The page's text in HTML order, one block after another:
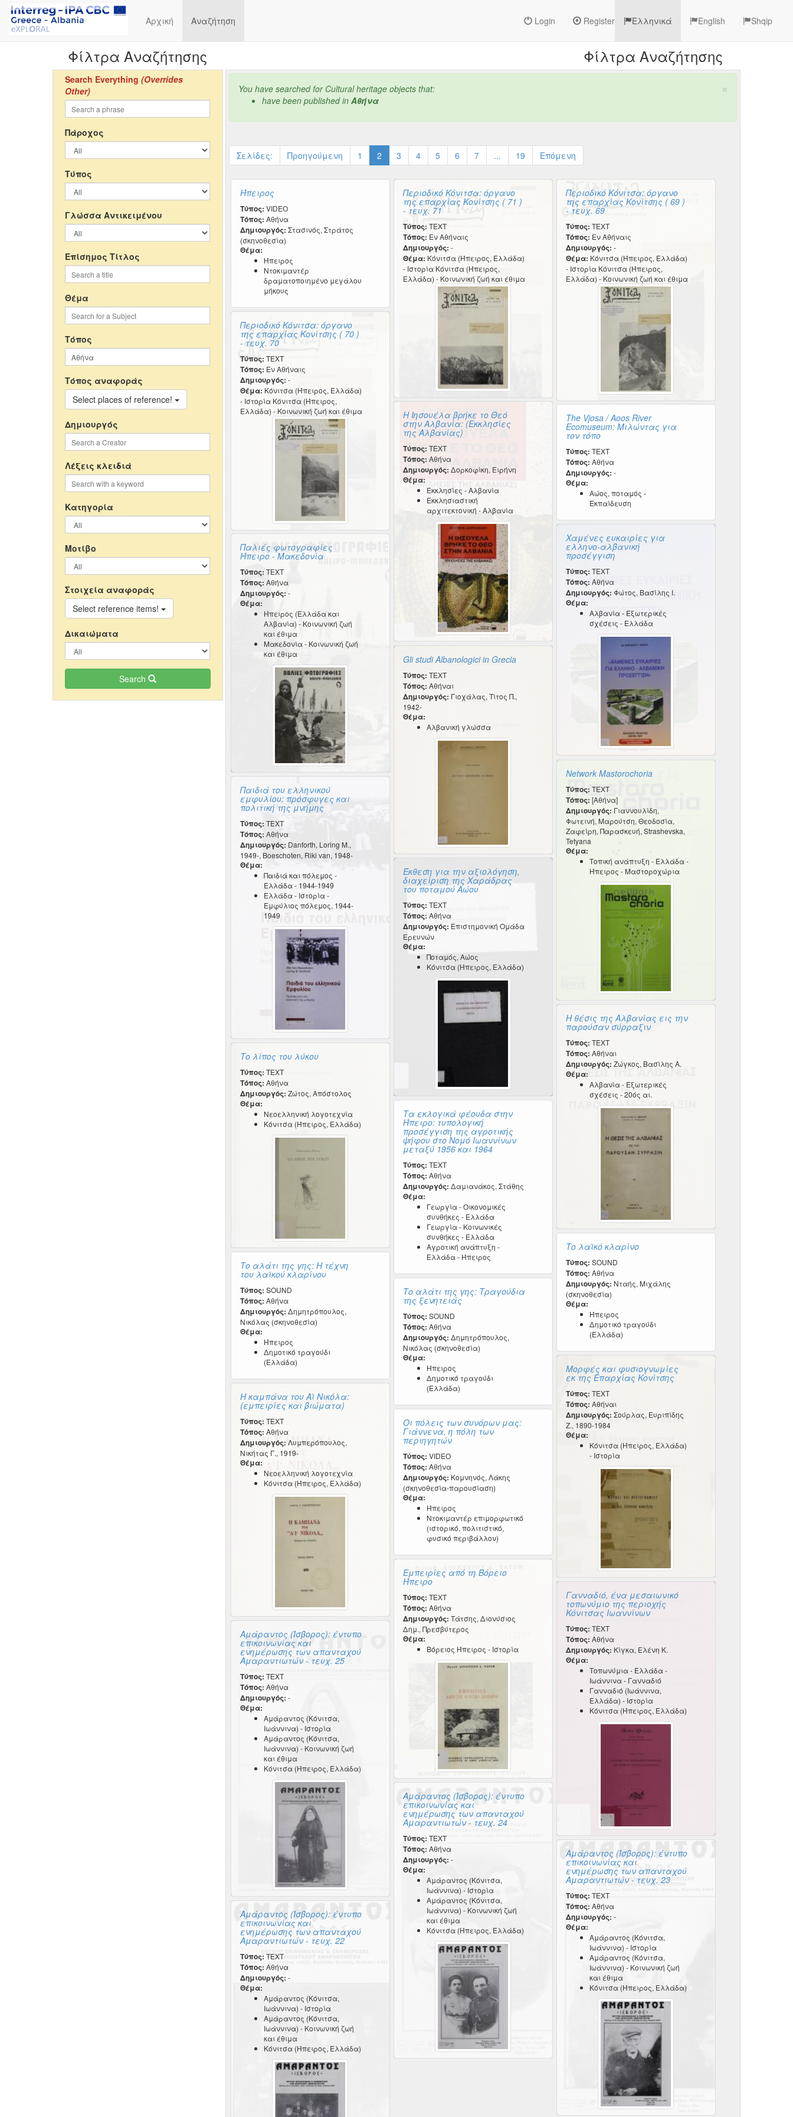
Αρχική Αναζήτηση Ελληνικά English Shqip
Login Register
Φίλτρα Αναζήτησης
Search Everything (Overrides
Other)
Πάροχος
Τύπος
Γλώσσα Αντικειμένου
Επίσημος Τίτλος
Θέμα
Τόπος
Τόπος αναφοράς
Select places of reference!
Δημιουργός
Λέξεις κλειδιά
Κατηγορία
Μοτίβο
Στοιχεία αναφοράς
Select reference items!
Δικαιώματα
Search
Φίλτρα Αναζήτησης
×
You have searched for Cultural heritage objects that:
have been published in Αθήνα
Σελίδες: Προηγούμενη 1 2 3 4 5 6 7 ... 19 Επόμενη
Ήπειρος
Τύπος: VIDEO
Τόπος: Αθήνα
Δημιουργός: Στασινός, Στράτος
(σκηνοθεσία)
Θέμα:
Ήπειρος
Ντοκιμαντέρ
δραματοποιημένο μεγάλου
μήκους
Περιοδικό Κόνιτσα: όργανο
της επαρχίας Κονίτσης ( 71 )
- τευχ. 71
Τύπος: TEXT
Τόπος: Εν Αθήναις
Δημιουργός: -
Θέμα: Κόνιτσα (Ήπειρος, Ελλάδα)
- Ιστορία Κόνιτσα (Ήπειρος,
Ελλάδα) - Κοινωνική ζωή και έθιμα
Περιοδικό Κόνιτσα: όργανο
της επαρχίας Κονίτσης ( 69 )
- τευχ. 69
Τύπος: TEXT
Τόπος: Εν Αθήναις
Δημιουργός: -
Θέμα: Κόνιτσα (Ήπειρος, Ελλάδα)
- Ιστορία Κόνιτσα (Ήπειρος,
Ελλάδα) - Κοινωνική ζωή και έθιμα
Περιοδικό Κόνιτσα: όργανο
της επαρχίας Κονίτσης ( 70 )
- τευχ. 70
Τύπος: TEXT
Τόπος: Εν Αθήναις
Δημιουργός: -
Θέμα: Κόνιτσα (Ήπειρος, Ελλάδα)
- Ιστορία Κόνιτσα (Ήπειρος,
Ελλάδα) - Κοινωνική ζωή και έθιμα
Η Ιησουέλα βρήκε το Θεό
στην Αλβανία: (Εκκλησίες
της Αλβανίας)
Τύπος: TEXT
Τόπος: Αθήνα
Δημιουργός: Δορκοφίκη, Ειρήνη
Θέμα:
Εκκλησίες - Αλβανία
Εκκλησιαστική
αρχιτεκτονική - Αλβανία
The Vjosa / Aoos River
Ecomuseum: Μιλώντας για
τον τόπο
Τύπος: TEXT
Τόπος: Αθήνα
Δημιουργός: -
Θέμα:
Αώος, ποταμός -
Εκπαίδευση
Χαμένες ευκαιρίες για
ελληνο-αλβανική
προσέγγιση
Τύπος: TEXT
Τόπος: Αθήνα
Δημιουργός: Φώτος, Βασίλης Ι.
Θέμα:
Αλβανία - Εξωτερικές
σχέσεις - Ελλάδα
Παλιές φωτογραφίες
Ήπειρο - Μακεδονία
Τύπος: TEXT
Τόπος: Αθήνα
Δημιουργός: -
Θέμα:
Ήπειρος (Ελλάδα και
Αλβανία) - Κοινωνική ζωή
και έθιμα
Μακεδονία - Κοινωνική ζωή
και έθιμα
Gli studi Albanologici in Grecia
Τύπος: TEXT
Τόπος: Αθήναι
Δημιουργός: Γιοχάλας, Τίτος Π.,
1942-
Θέμα:
Αλβανική γλώσσα
Network Mastorochoria
Τύπος: TEXT
Τόπος: [Αθήνα]
Δημιουργός: Γιαννουλίδη,
Φωτεινή, Μαρούτση, Θεοδοσία,
Ζαφείρη, Παρασκευή, Strashevska,
Tetyana
Θέμα:
Τοπική ανάπτυξη - Ελλάδα -
Ήπειρος - Μαστοροχώρια
Παιδιά του ελληνικού
εμφυλίου: πρόσφυγες και
πολιτική της μνήμης
Τύπος: TEXT
Τόπος: Αθήνα
Δημιουργός: Danforth, Loring M.,
1949-, Boeschoten, Riki van, 1948-
Θέμα:
Παιδιά και πόλεμος -
Ελλάδα - 1944-1949
Ελλάδα - Ιστορία -
Εμφύλιος πόλεμος, 1944-
1949
Έκθεση για την αξιολόγηση,
διαχείριση της Χαράδρας
του ποταμού Αώου
Τύπος: TEXT
Τόπος: Αθήνα
Δημιουργός: Επιστημονική Ομάδα
Ερευνών
Θέμα:
Ποταμός, Αώος
Κόνιτσα (Ήπειρος, Ελλάδα)
Η θέσις της Αλβανίας εις την
παρούσαν σύρραξιν
Τύπος: TEXT
Τόπος: Αθήναι
Δημιουργός: Ζώγκος, Βασίλης Α.
Θέμα:
Αλβανία - Εξωτερικές
σχέσεις - 20ός αι.
Το λίπος του λύκου
Τύπος: TEXT
Τόπος: Αθήνα
Δημιουργός: Ζώτος, Απόστολος
Θέμα:
Νεοελληνική λογοτεχνία
Κόνιτσα (Ήπειρος, Ελλάδα)
Τα εκλογικά φέουδα στην
Ήπειρο: τυπολογική
προσέγγιση της αγροτικής
ψήφου στο Νομό Ιωαννίνων
μεταξύ 1956 και 1964
Τύπος: TEXT
Τόπος: Αθήνα
Δημιουργός: Δαμιανάκος, Στάθης
Θέμα:
Γεωργία - Οικονομικές
συνθήκες - Ελλάδα
Γεωργία - Κοινωνικές
συνθήκες - Ελλάδα
Αγροτική ανάπτυξη -
Ελλάδα - Ήπειρος
Το λαϊκό κλαρίνο
Τύπος: SOUND
Τόπος: Αθήνα
Δημιουργός: Νταής, Μιχάλης
(σκηνοθεσία)
Θέμα:
Ήπειρος
Δημοτικό τραγούδι
(Ελλάδα)
Το αλάτι της γης: Η τέχνη
του λαϊκού κλαρίνου
Τύπος: SOUND
Τόπος: Αθήνα
Δημιουργός: Δημητρόπουλος,
Νικόλας (σκηνοθεσία)
Θέμα:
Ήπειρος
Δημοτικό τραγούδι
(Ελλάδα)
Το αλάτι της γης: Τραγούδια
της ξενητειάς
Τύπος: SOUND
Τόπος: Αθήνα
Δημιουργός: Δημητρόπουλος,
Νικόλας (σκηνοθεσία)
Θέμα:
Ήπειρος
Δημοτικό τραγούδι
(Ελλάδα)
Μορφές και φυσιογνωμίες
εκ της Επαρχίας Κονίτσης
Τύπος: TEXT
Τόπος: Αθήναι
Δημιουργός: Σούρλας, Ευριπίδης
Ζ., 1890-1984
Θέμα:
Κόνιτσα (Ήπειρος, Ελλάδα)
- Ιστορία
Η καμπάνα του Αϊ Νικόλα:
(εμπειρίες και βιώματα)
Τύπος: TEXT
Τόπος: Αθήνα
Δημιουργός: Λυμπερόπουλος,
Νικήτας Γ., 1919-
Θέμα:
Νεοελληνική λογοτεχνία
Κόνιτσα (Ήπειρος, Ελλάδα)
Οι πόλεις των συνόρων μας:
Γιάννενα, η πόλη των
περιηγητών
Τύπος: VIDEO
Τόπος: Αθήνα
Δημιουργός: Κομνηνός, Λάκης
(σκηνοθεσία-παρουσίαση)
Θέμα:
Ήπειρος
Ντοκιμαντέρ επιμορφωτικό
(ιστορικό, πολιτιστικό,
φυσικό περιβάλλον)
Εμπειρίες από τη Βόρειο
Ήπειρο
Τύπος: TEXT
Τόπος: Αθήνα
Δημιουργός: Τάτσης, Διονύσιος
Δημ., Πρεσβύτερος
Θέμα:
Βόρειος Ήπειρος - Ιστορία
Γανναδιό, ένα μεσαιωνικό
τοπωνύμιο της περιοχής
Κόνιτσας Ιωαννίνων
Τύπος: TEXT
Τόπος: Αθήνα
Δημιουργός: Κίγκα, Ελένη Κ.
Θέμα:
Τοπωνύμια - Ελλάδα -
Ιωάννινα - Γανναδιό
Γανναδιό (Ιωάννινα,
Ελλάδα) - Ιστορία
Κόνιτσα (Ήπειρος, Ελλάδα)
Αμάραντος (Ίσβορος): έντυπο
επικοινωνίας και
ενημέρωσης των απανταχού
Αμαραντιωτών - τευχ. 25
Τύπος: TEXT
Τόπος: Αθήνα
Δημιουργός: -
Θέμα:
Αμάραντος (Κόνιτσα,
Ιωάννινα) - Ιστορία
Αμάραντος (Κόνιτσα,
Ιωάννινα) - Κοινωνική ζωή
και έθιμα
Κόνιτσα (Ήπειρος, Ελλάδα)
Αμάραντος (Ίσβορος): έντυπο
επικοινωνίας και
ενημέρωσης των απανταχού
Αμαραντιωτών - τευχ. 24
Τύπος: TEXT
Τόπος: Αθήνα
Δημιουργός: -
Θέμα:
Αμάραντος (Κόνιτσα,
Ιωάννινα) - Ιστορία
Αμάραντος (Κόνιτσα,
Ιωάννινα) - Κοινωνική ζωή
και έθιμα
Κόνιτσα (Ήπειρος, Ελλάδα)
Αμάραντος (Ίσβορος): έντυπο
επικοινωνίας και
ενημέρωσης των απανταχού
Αμαραντιωτών - τευχ. 23
Τύπος: TEXT
Τόπος: Αθήνα
Δημιουργός: -
Θέμα:
Αμάραντος (Κόνιτσα,
Ιωάννινα) - Ιστορία
Αμάραντος (Κόνιτσα,
Ιωάννινα) - Κοινωνική ζωή
και έθιμα
Κόνιτσα (Ήπειρος, Ελλάδα)
Αμάραντος (Ίσβορος): έντυπο
επικοινωνίας και
ενημέρωσης των απανταχού
Αμαραντιωτών - τευχ. 22
Τύπος: TEXT
Τόπος: Αθήνα
Δημιουργός: -
Θέμα:
Αμάραντος (Κόνιτσα,
Ιωάννινα) - Ιστορία
Αμάραντος (Κόνιτσα,
Ιωάννινα) - Κοινωνική ζωή
και έθιμα
Κόνιτσα (Ήπειρος, Ελλάδα)